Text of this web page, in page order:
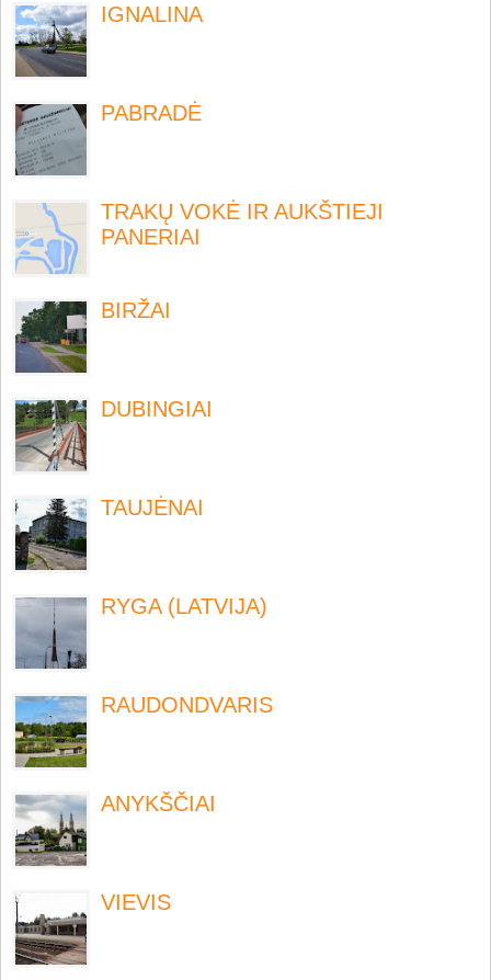
IGNALINA
PABRADĖ
TRAKŲ VOKĖ IR AUKŠTIEJI
PANERIAI
BIRŽAI
DUBINGIAI
TAUJĖNAI
RYGA (LATVIJA)
RAUDONDVARIS
ANYKŠČIAI
VIEVIS